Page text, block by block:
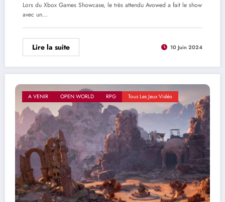
Lors du Xbox Games Showcase, le très attendu Avowed a fait le show
avec un…
Lire la suite 10 Juin 2024
A VENIR OPEN WORLD RPG Tous Les Jeux Vidéo